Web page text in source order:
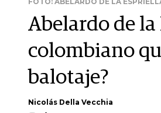
Abelardo de
colombiano
balotaje?
Nicolás Della Vecchia